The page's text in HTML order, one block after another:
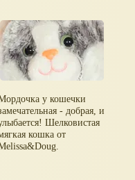
у кошечки
- добрая, и
Шелковистая
кошка от